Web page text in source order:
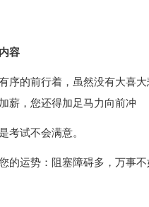
容
序的前行着，虽然没有大喜
薪，您还得加足马力向前冲
考试不会满意。
的运势：阻塞障碍多，万事